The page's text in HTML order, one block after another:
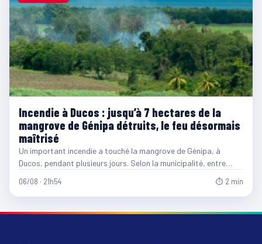
Incendie à Ducos : jusqu’à 7 hectares de la
mangrove de Génipa détruits, le feu désormais
maîtrisé
Un important incendie a touché la mangrove de Génipa, à
Ducos, pendant plusieurs jours. Selon la municipalité, entre…
06/08 · 21h54 ⏱ 2 min